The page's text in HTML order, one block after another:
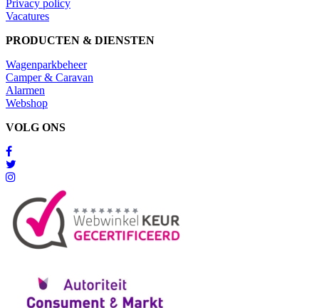
Privacy policy
Vacatures
PRODUCTEN & DIENSTEN
Wagenparkbeheer
Camper & Caravan
Alarmen
Webshop
VOLG ONS